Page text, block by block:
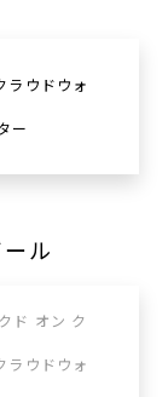
ウドウォ
ー
ル
ド オン ク
ウドウォ